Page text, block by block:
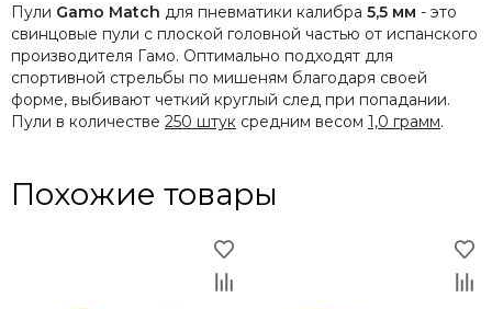
Пули Gamo Match для пневматики калибра 5,5 мм - это
свинцовые пули с плоской головной частью от испанского
производителя Гамо. Оптимально подходят для
спортивной стрельбы по мишеням благодаря своей
форме, выбивают четкий круглый след при попадании.
Пули в количестве 250 штук средним весом 1,0 грамм.
Похожие товары